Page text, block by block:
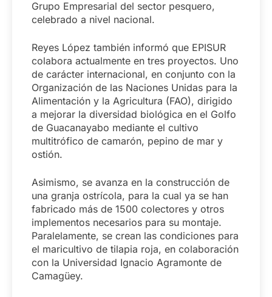
Grupo Empresarial del sector pesquero,
celebrado a nivel nacional.
Reyes López también informó que EPISUR
colabora actualmente en tres proyectos. Uno
de carácter internacional, en conjunto con la
Organización de las Naciones Unidas para la
Alimentación y la Agricultura (FAO), dirigido
a mejorar la diversidad biológica en el Golfo
de Guacanayabo mediante el cultivo
multitrófico de camarón, pepino de mar y
ostión.
Asimismo, se avanza en la construcción de
una granja ostrícola, para la cual ya se han
fabricado más de 1500 colectores y otros
implementos necesarios para su montaje.
Paralelamente, se crean las condiciones para
el maricultivo de tilapia roja, en colaboración
con la Universidad Ignacio Agramonte de
Camagüey.